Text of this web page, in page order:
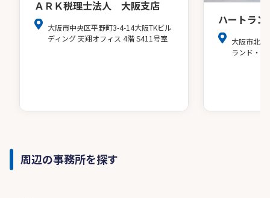
ＡＲＫ税理士法人 大阪支店
大阪市中央区平野町3-4-14大阪TKビル
ディング 天翔オフィス 4階 S411号室
ハートラ
大阪市北
ランド・
周辺の事務所を探す